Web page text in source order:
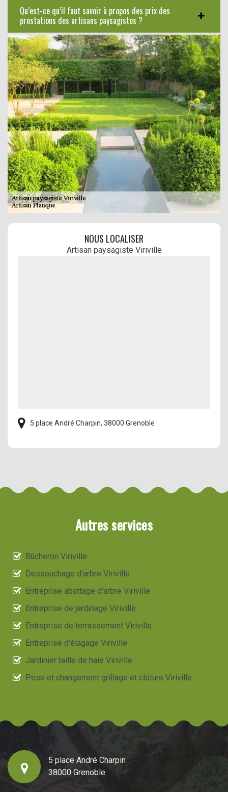
Qu’est-ce qu’il faut savoir à propos des prix des
prestations des artisans paysagistes ?
NOUS LOCALISER
Artisan paysagiste Viriville
5 place André Charpin, 38000 Grenoble
Autres services
Bûcheron Viriville
Dessouchage d'arbre Viriville
Entreprise abattage d'arbre Viriville
Entreprise de jardinage Viriville
Entreprise de terrassement Viriville
Entreprise d'élagage Viriville
Jardinier taille de haie Viriville
Pose et changement grillage et clôture Viriville
5 place André Charpin
38000 Grenoble